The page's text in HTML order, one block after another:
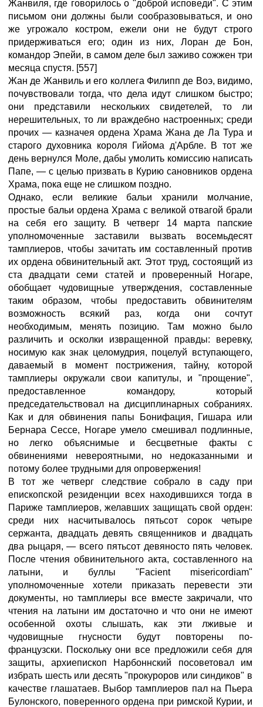
Жанвиля, где говорилось о "доброй исповеди". С этим
письмом они должны были сообразовываться, и оно
же угрожало костром, ежели они не будут строго
придерживаться его; один из них, Лоран де Бон,
командор Эпейи, в самом деле был заживо сожжен три
месяца спустя. [557]
Жан де Жанвиль и его коллега Филипп де Воэ, видимо,
почувствовали тогда, что дела идут слишком быстро;
они представили нескольких свидетелей, то ли
нерешительных, то ли враждебно настроенных; среди
прочих — казначея ордена Храма Жана де Ла Тура и
старого духовника короля Гийома д'Арбле. В тот же
день вернулся Моле, дабы умолить комиссию написать
Папе, — с целью призвать в Курию сановников ордена
Храма, пока еще не слишком поздно.
Однако, если великие бальи хранили молчание,
простые бальи ордена Храма с великой отвагой брали
на себя его защиту. В четверг 14 марта папские
уполномоченные заставили вызвать восемьдесят
тамплиеров, чтобы зачитать им составленный против
их ордена обвинительный акт. Этот труд, состоящий из
ста двадцати семи статей и проверенный Ногаре,
обобщает чудовищные утверждения, составленные
таким образом, чтобы предоставить обвинителям
возможность всякий раз, когда они сочтут
необходимым, менять позицию. Там можно было
различить и осколки извращенной правды: веревку,
носимую как знак целомудрия, поцелуй вступающего,
даваемый в момент пострижения, тайну, которой
тамплиеры окружали свои капитулы, и "прощение",
предоставленное командору, который
председательствовал на дисциплинарных собраниях.
Как и для обвинения папы Бонифация, Гишара или
Бернара Сессе, Ногаре умело смешивал подлинные,
но легко объяснимые и бесцветные факты с
обвинениями невероятными, но недоказанными и
потому более трудными для опровержения!
В тот же четверг следствие собрало в саду при
епископской резиденции всех находившихся тогда в
Париже тамплиеров, желавших защищать свой орден:
среди них насчитывалось пятьсот сорок четыре
сержанта, двадцать девять священников и двадцать
два рыцаря, — всего пятьсот девяносто пять человек.
После чтения обвинительного акта, составленного на
латыни, и буллы "Facient misericordiam"
уполномоченные хотели приказать перевести эти
документы, но тамплиеры все вместе закричали, что
чтения на латыни им достаточно и что они не имеют
особенной охоты слышать, как эти лживые и
чудовищные гнусности будут повторены по-
французски. Поскольку они все предложили себя для
защиты, архиепископ Нарбоннский посоветовал им
избрать шесть или десять "прокуроров или синдиков" в
качестве глашатаев. Выбор тамплиеров пал на Пьера
Булонского, поверенного ордена при римской Курии, и